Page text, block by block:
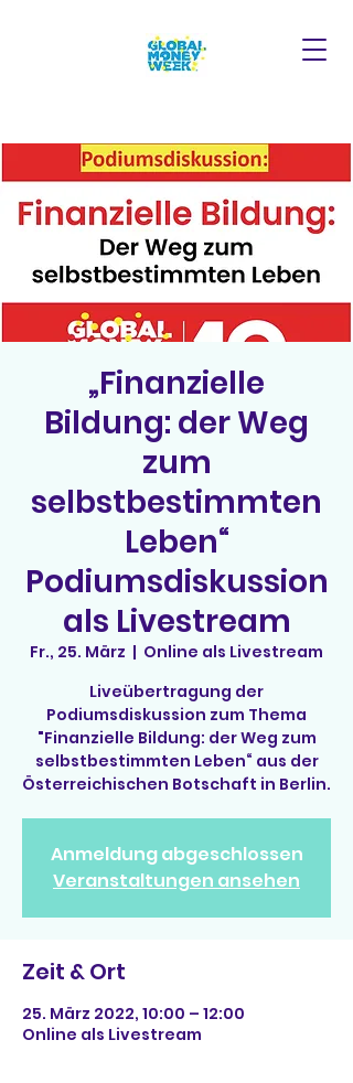
„Finanzielle
Bildung: der Weg
zum
selbstbestimmten
Leben“
Podiumsdiskussion
als Livestream
Fr., 25. März
  |
Online als Livestream
Liveübertragung der
Podiumsdiskussion zum Thema
"Finanzielle Bildung: der Weg zum
selbstbestimmten Leben“ aus der
Anmeldung abgeschlossen
Veranstaltungen ansehen
Zeit & Ort
25. März 2022, 10:00 – 12:00
Online als Livestream